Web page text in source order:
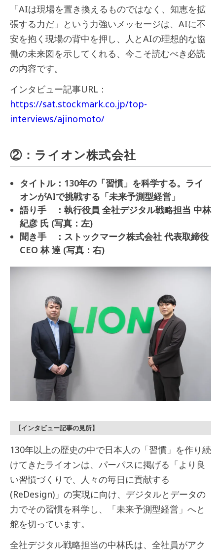
「AIは現場を置き換えるものではなく、知恵を拡
張する力だ」という力強いメッセージは、AIに不
安を抱く現場の背中を押し、人とAIの理想的な協
働の未来図を示してくれる、今こそ読むべき必読
の内容です。
インタビュー記事URL：
https://sat.stockmark.co.jp/top-
interviews/ajinomoto/
②：ライオン株式会社
タイトル：130年の「習慣」を科学する。ライ
オンがAIで挑戦する「未来予測型経営」
語り手 ：執行役員 全社デジタル戦略担当 中林
紀彦 氏 (写真：左)
聞き手 ：ストックマーク株式会社 代表取締役
CEO 林 達 (写真：右)
【インタビュー記事の見所】
130年以上の歴史の中で日本人の「習慣」を作り続
けてきたライオンは、パーパスに掲げる「より良
い習慣づくりで、人々の毎日に貢献する
(ReDesign)」の実現に向け、デジタルとデータの
力でその習慣を科学し、「未来予測型経営」へと
舵を切っています。
全社デジタル戦略担当の中林氏は、全社員がアク